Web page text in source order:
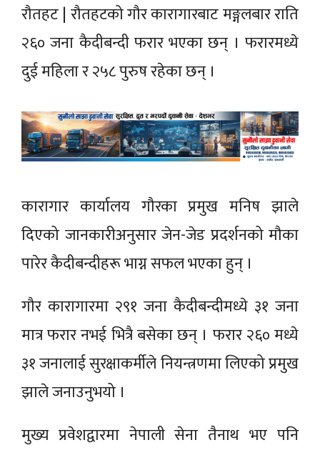
रौतहट | रौतहटको गौर कारागारबाट मङ्गलबार राति
२६० जना कैदीबन्दी फरार भएका छन् । फरारमध्ये
दुई महिला र २५८ पुरुष रहेका छन् ।
कारागार कार्यालय गौरका प्रमुख मनिष झाले
दिएको जानकारीअनुसार जेन-जेड प्रदर्शनको मौका
पारेर कैदीबन्दीहरू भाग्न सफल भएका हुन् ।
गौर कारागारमा २९१ जना कैदीबन्दीमध्ये ३१ जना
मात्र फरार नभई भित्रै बसेका छन् । फरार २६० मध्ये
३१ जनालाई सुरक्षाकर्मीले नियन्त्रणमा लिएको प्रमुख
झाले जनाउनुभयो ।
मुख्य प्रवेशद्वारमा नेपाली सेना तैनाथ भए पनि